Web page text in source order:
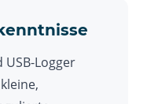
Logger